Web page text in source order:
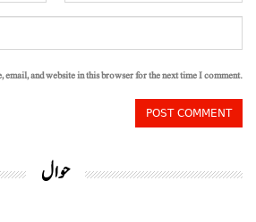
email, and website in this browser for the next time I comment.
حوال